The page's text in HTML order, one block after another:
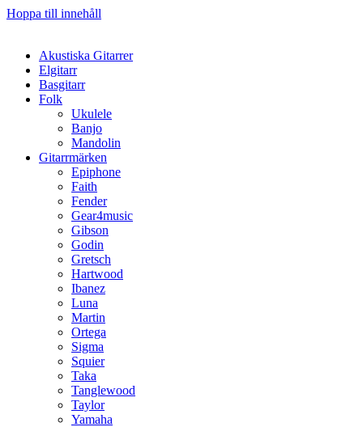
Hoppa till innehåll
Akustiska Gitarrer
Elgitarr
Basgitarr
Folk
Ukulele
Banjo
Mandolin
Gitarrmärken
Epiphone
Faith
Fender
Gear4music
Gibson
Godin
Gretsch
Hartwood
Ibanez
Luna
Martin
Ortega
Sigma
Squier
Taka
Tanglewood
Taylor
Yamaha